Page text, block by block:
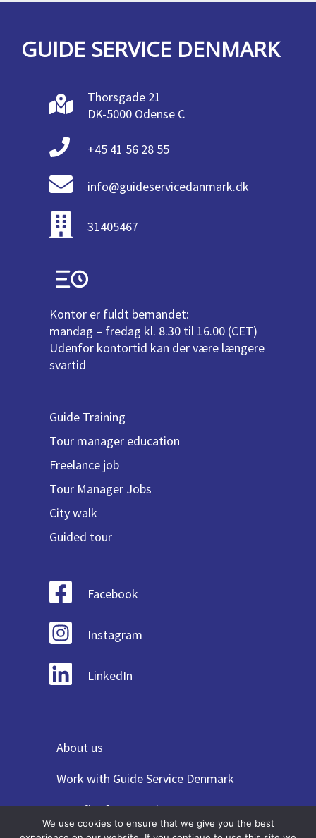
GUIDE SERVICE DENMARK
Thorsgade 21
DK-5000 Odense C
+45 41 56 28 55
info@guideservicedanmark.dk
31405467
Kontor er fuldt bemandet:
mandag – fredag kl. 8.30 til 16.00 (CET)
Udenfor kontortid kan der være længere
svartid
Guide Training
Tour manager education
Freelance job
Tour Manager Jobs
City walk
Guided tour
Facebook
Instagram
LinkedIn
About us
Work with Guide Service Denmark
Benefits for Agencies
We use cookies to ensure that we give you the best